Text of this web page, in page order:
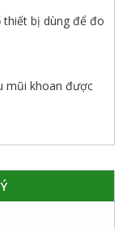
thiết bị dùng để đo
mũi khoan được